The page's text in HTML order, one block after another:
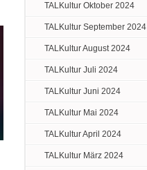
TALKultur Oktober 2024
TALKultur September 2024
TALKultur August 2024
TALKultur Juli 2024
TALKultur Juni 2024
TALKultur Mai 2024
TALKultur April 2024
TALKultur März 2024